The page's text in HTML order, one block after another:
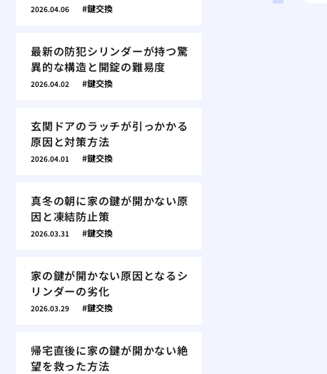
2026.04.06 鍵交換
最新の防犯シリンダーが持つ驚
異的な構造と開錠の難易度
2026.04.02 鍵交換
玄関ドアのラッチが引っかかる
原因と対策方法
2026.04.01 鍵交換
真冬の朝に家の鍵が開かない原
因と凍結防止策
2026.03.31 鍵交換
家の鍵が開かない原因となるシ
リンダーの劣化
2026.03.29 鍵交換
帰宅直後に家の鍵が開かない絶
望を救った方法